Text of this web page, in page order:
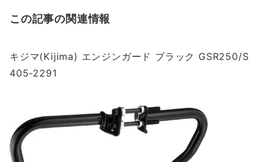
この記事の関連情報
キジマ(Kijima) エンジンガード ブラック GSR250/S
405-2291